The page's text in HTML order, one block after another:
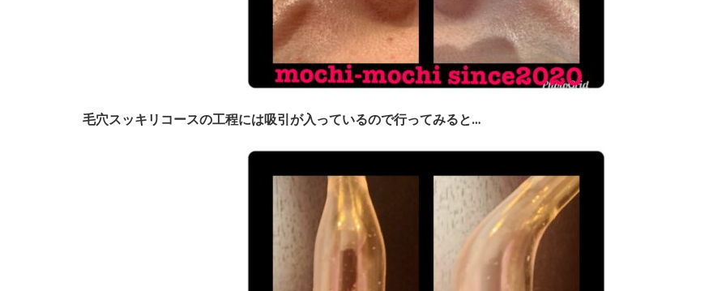
毛穴スッキリコースの工程には吸引が入っているので行ってみると…